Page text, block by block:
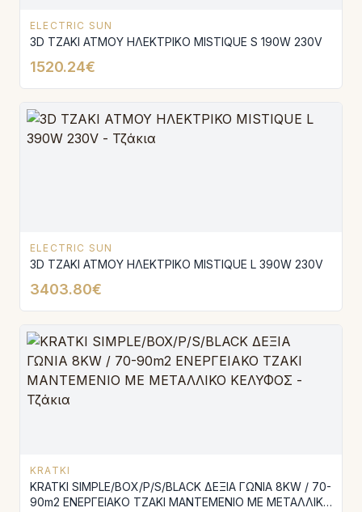
ELECTRIC SUN
3D ΤΖΑΚΙ ΑΤΜΟΥ ΗΛΕΚΤΡΙΚΟ MISTIQUE S 190W 230V
1520.24€
ELECTRIC SUN
3D ΤΖΑΚΙ ΑΤΜΟΥ ΗΛΕΚΤΡΙΚΟ MISTIQUE L 390W 230V
3403.80€
KRATKI
KRATKI SIMPLE/BOX/P/S/BLACK ΔΕΞΙΑ ΓΩΝΙΑ 8KW / 70-
90m2 ΕΝΕΡΓΕΙΑΚΟ ΤΖΑΚΙ ΜΑΝΤΕΜΕΝΙΟ ΜΕ ΜΕΤΑΛΛΙΚΟ